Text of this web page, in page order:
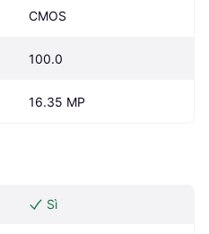
CMOS
100.0
16.35 MP
Sì